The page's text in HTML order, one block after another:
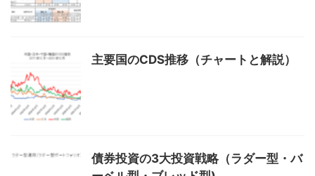
主要国のCDS推移（チャートと解説）
債券投資の3大投資戦略（ラダー型・バ